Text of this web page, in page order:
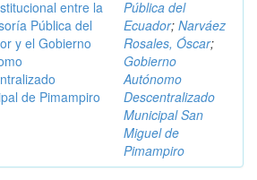
entre la
Pública del
y el Gobierno
de Pimampiro
Pública del
Ecuador; Narváez
Rosales, Óscar;
Gobierno
Autónomo
Descentralizado
Municipal San
Miguel de
Pimampiro